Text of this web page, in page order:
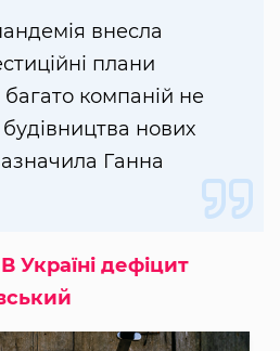
внесла
плани
компаній не
нових
Ганна
В Україні дефіцит